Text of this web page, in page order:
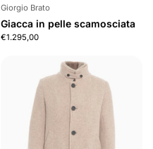
Giorgio Brato
Giacca in pelle scamosciata
€1.295,00